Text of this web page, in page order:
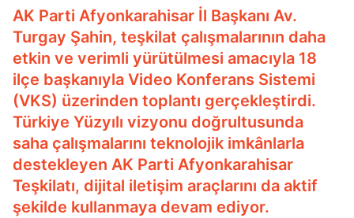
AK Parti Afyonkarahisar İl Başkanı Av.
Turgay Şahin, teşkilat çalışmalarının daha
etkin ve verimli yürütülmesi amacıyla 18
ilçe başkanıyla Video Konferans Sistemi
(VKS) üzerinden toplantı gerçekleştirdi.
Türkiye Yüzyılı vizyonu doğrultusunda
saha çalışmalarını teknolojik imkânlarla
destekleyen AK Parti Afyonkarahisar
Teşkilatı, dijital iletişim araçlarını da aktif
şekilde kullanmaya devam ediyor.